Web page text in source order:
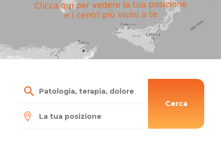
Cerca